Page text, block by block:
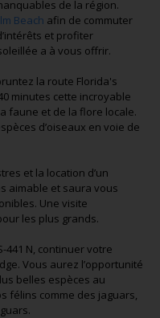
de la région.
Beach afin de commuter
et profiter
a à vous offrir.
la route Florida's
minutes cette incroyable
faune et de la flore locale.
d’oiseaux en voie de
et la location d’un
aimable et saura vous
Une visite
les plus grands.
441 N, continuer votre
Vous aurez l’opportunité
belles espèces au
félins comme des jaguars,